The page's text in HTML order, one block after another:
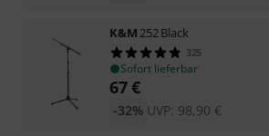
K&M 252 Black
325
Sofort lieferbar
67€
UVP: 98,90 €
-32%